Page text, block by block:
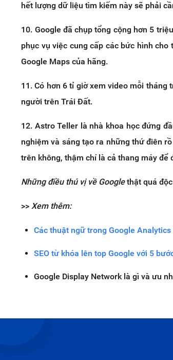
hết lượng dữ liệu tìm kiếm này sẽ phải
10. Google đã chụp tổng cộng hơn 5
phục vụ việc cung cấp các bức hình
Google Maps của hãng.
11. Có hơn 6 tỉ giờ xem video mỗi tháng
người trên Trái Đất.
12. Astro Teller là nhà khoa học đứng
nghiệm và sáng tạo ra những thứ điên
trên không, thậm chí là cả thang máy để
Những điều thú vị về Googlethật quá
>>Xem thêm:
Các thuật ngữ trong Google
SEO từ khóa lên top Google với 5
Google Display Network là gì và ưu